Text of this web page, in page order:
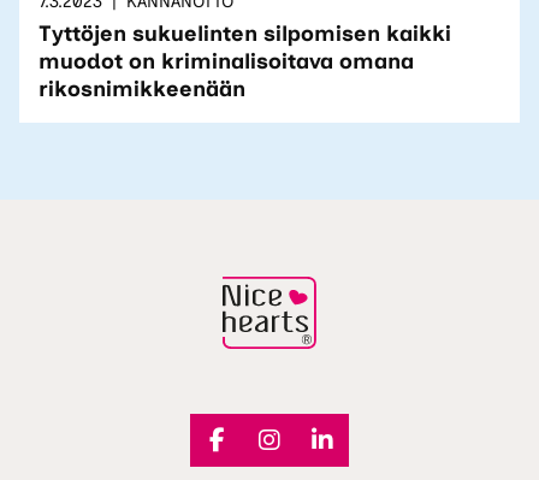
Tyttöjen sukuelinten silpomisen kaikki
muodot on kriminalisoitava omana
rikosnimikkeenään